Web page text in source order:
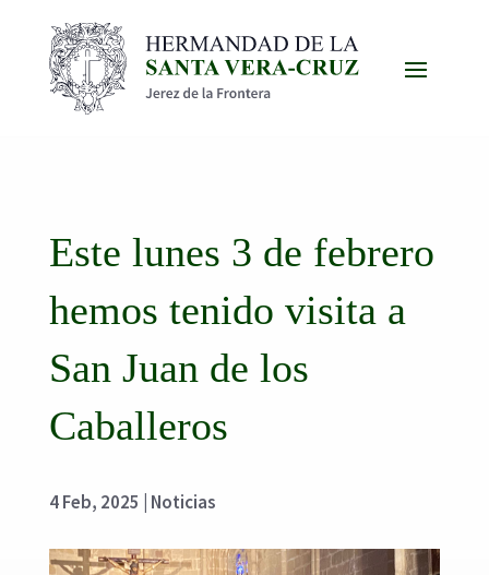
Este lunes 3 de febrero
hemos tenido visita a
San Juan de los
Caballeros
4 Feb, 2025 Noticias